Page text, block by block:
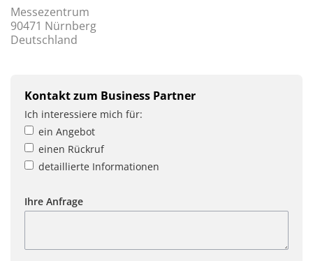
Messezentrum
90471 Nürnberg
Deutschland
Kontakt zum Business Partner
Ich interessiere mich für:
ein Angebot
einen Rückruf
detaillierte Informationen
Ihre Anfrage